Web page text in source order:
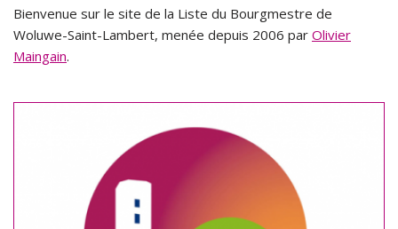
Bienvenue sur le site de la Liste du Bourgmestre de
Woluwe-Saint-Lambert, menée depuis 2006 par Olivier
Maingain.